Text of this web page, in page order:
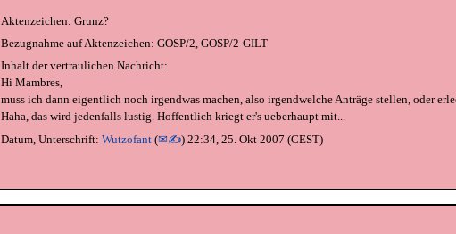
Aktenzeichen:Grunz?
Bezugnahme auf Aktenzeichen:GOSP/2, GOSP/2-GILT
Inhalt der vertraulichen Nachricht:
Hi Mambres,
muss ich dann eigentlich noch irgendwas machen, also irgendwelche Anträge stellen, oder
Haha, das wird jedenfalls lustig. Hoffentlich kriegt er's ueberhaupt mit...
Datum, Unterschrift:Wutzofant (✉✍) 22:34, 25. Okt 2007 (CEST)